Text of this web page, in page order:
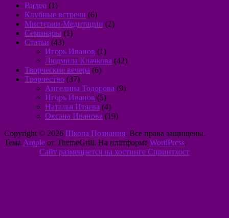
Видео (1)
Клубные встречи (6)
Мистерии-Медитации (2)
Семинары (1)
Статьи (43)
Игорь Иванов (1)
Людмила Клачкова (42)
Творческие вечера (6)
Творчество (37)
Ангелина Тодорова (9)
Игорь Иванов (5)
Наталья Итяева (4)
Оксана Иванова (19)
Copyright © 2026 Школа Познания. Все права защищены.
Тема Ample от ThemeGrill. На платформе WordPress.
Сайт размещается на хостинге Спринтхост